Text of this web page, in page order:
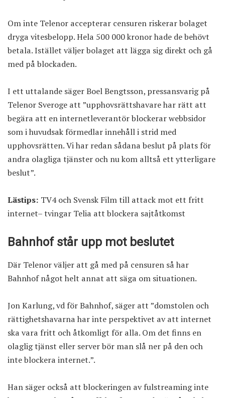
Om inte Telenor accepterar censuren riskerar bolaget
dryga vitesbelopp. Hela 500 000 kronor hade de behövt
betala. Istället väljer bolaget att lägga sig direkt och gå
med på blockaden.
I ett uttalande säger Boel Bengtsson, pressansvarig på
Telenor Sveroge att ”upphovsrättshavare har rätt att
begära att en internetleverantör blockerar webbsidor
som i huvudsak förmedlar innehåll i strid med
upphovsrätten. Vi har redan sådana beslut på plats för
andra olagliga tjänster och nu kom alltså ett ytterligare
beslut”.
Lästips: TV4 och Svensk Film till attack mot ett fritt
internet– tvingar Telia att blockera sajtåtkomst
Bahnhof står upp mot beslutet
Där Telenor väljer att gå med på censuren så har
Bahnhof något helt annat att säga om situationen.
Jon Karlung, vd för Bahnhof, säger att ”domstolen och
rättighetshavarna har inte perspektivet av att internet
ska vara fritt och åtkomligt för alla. Om det finns en
olaglig tjänst eller server bör man slå ner på den och
inte blockera internet.”.
Han säger också att blockeringen av fulstreaming inte